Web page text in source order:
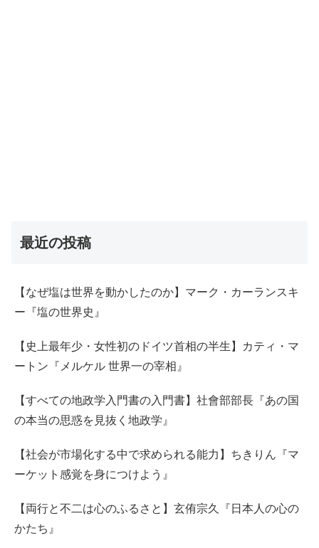
最近の投稿
【なぜ塩は世界を動かしたのか】マーク・カーランスキ
ー『塩の世界史』
【史上最年少・女性初のドイツ首相の半生】カティ・マ
ートン『メルケル 世界一の宰相』
【すべての地政学入門書の入門書】社會部部長『あの国
の本当の思惑を見抜く地政学』
【社会が市場化する中で求められる能力】ちきりん『マ
ーケット感覚を身につけよう』
【両行と不二は心のふるさと】玄侑宗久『日本人の心の
かたち』